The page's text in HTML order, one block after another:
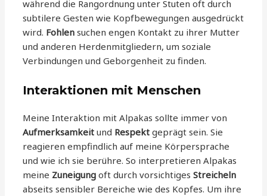
während die Rangordnung unter Stuten oft durch
subtilere Gesten wie Kopfbewegungen ausgedrückt
wird. Fohlen suchen engen Kontakt zu ihrer Mutter
und anderen Herdenmitgliedern, um soziale
Verbindungen und Geborgenheit zu finden.
Interaktionen mit Menschen
Meine Interaktion mit Alpakas sollte immer von
Aufmerksamkeit und Respekt geprägt sein. Sie
reagieren empfindlich auf meine Körpersprache
und wie ich sie berühre. So interpretieren Alpakas
meine Zuneigung oft durch vorsichtigesStreicheln
abseits sensibler Bereiche wie des Kopfes. Um ihre